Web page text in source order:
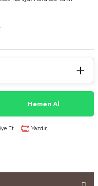
Hemen Al
Et Yazdır